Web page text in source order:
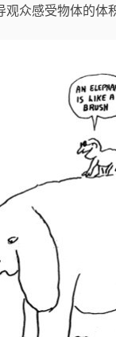
众感受物体的体